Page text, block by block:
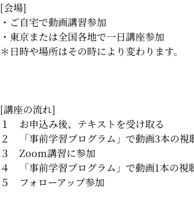
[会場]
・ご自宅で動画講習参加
・東京または全国各地で一日講座参加
＊日時や場所はその時により変わります。
[講座の流れ]
１ お申込み後、テキストを受け取る
２ 「事前学習プログラム」で動画3本の視
３ Zoom講習に参加
４ 「事前学習プログラム」で動画1本の視
５ フォローアップ参加